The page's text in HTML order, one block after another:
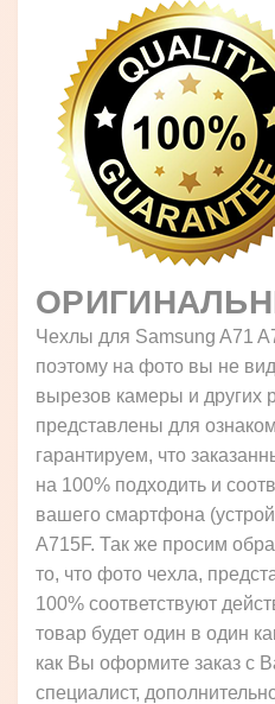
Чехлы для Samsung A71
поэтому на фото вы не
вырезов камеры и других
представлены для
гарантируем, что
на 100% подходить и
вашего смартфона
A715F. Так же просим
то, что фото чехла,
100% соответствуют
товар будет один в один
как Вы оформите заказ с
специалист,